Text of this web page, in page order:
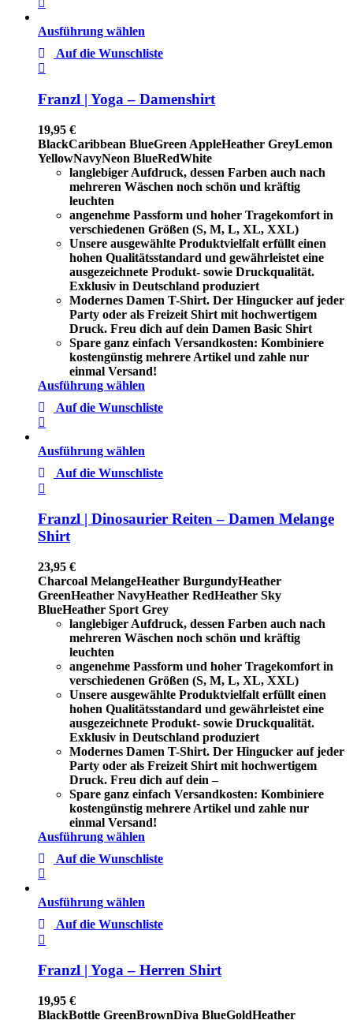
Ausführung wählen
Auf die Wunschliste
Franzl | Yoga – Damenshirt
19,95 €
BlackCaribbean BlueGreen AppleHeather GreyLemon
YellowNavyNeon BlueRedWhite
langlebiger Aufdruck, dessen Farben auch nach
mehreren Wäschen noch schön und kräftig
leuchten
angenehme Passform und hoher Tragekomfort in
verschiedenen Größen (S, M, L, XL, XXL)
Unsere ausgewählte Produktvielfalt erfüllt einen
hohen Qualitätsstandard und gewährleistet eine
ausgezeichnete Produkt- sowie Druckqualität.
Exklusiv in Deutschland produziert
Modernes Damen T-Shirt. Der Hingucker auf jeder
Party oder als Freizeit Shirt mit hochwertigem
Druck. Freu dich auf dein Damen Basic Shirt
Spare ganz einfach Versandkosten: Kombiniere
kostengünstig mehrere Artikel und zahle nur
einmal Versand!
Ausführung wählen
Auf die Wunschliste
Ausführung wählen
Auf die Wunschliste
Franzl | Dinosaurier Reiten – Damen Melange
Shirt
23,95 €
Charcoal MelangeHeather BurgundyHeather
GreenHeather NavyHeather RedHeather Sky
BlueHeather Sport Grey
langlebiger Aufdruck, dessen Farben auch nach
mehreren Wäschen noch schön und kräftig
leuchten
angenehme Passform und hoher Tragekomfort in
verschiedenen Größen (S, M, L, XL, XXL)
Unsere ausgewählte Produktvielfalt erfüllt einen
hohen Qualitätsstandard und gewährleistet eine
ausgezeichnete Produkt- sowie Druckqualität.
Exklusiv in Deutschland produziert
Modernes Damen T-Shirt. Der Hingucker auf jeder
Party oder als Freizeit Shirt mit hochwertigem
Druck. Freu dich auf dein –
Spare ganz einfach Versandkosten: Kombiniere
kostengünstig mehrere Artikel und zahle nur
einmal Versand!
Ausführung wählen
Auf die Wunschliste
Ausführung wählen
Auf die Wunschliste
Franzl | Yoga – Herren Shirt
19,95 €
BlackBottle GreenBrownDiva BlueGoldHeather